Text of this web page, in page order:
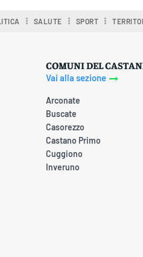
SALUTE SPORT
COMUNI DEL
Vai alla sezione
Arconate
Buscate
Casorezzo
Castano Primo
Cuggiono
Inveruno